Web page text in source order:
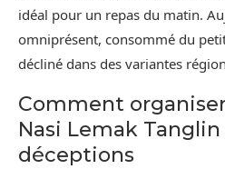
idéal pour un repas du matin.
omniprésent, consommé du
décliné dans des variantes
Comment
Nasi Lemak
déceptions